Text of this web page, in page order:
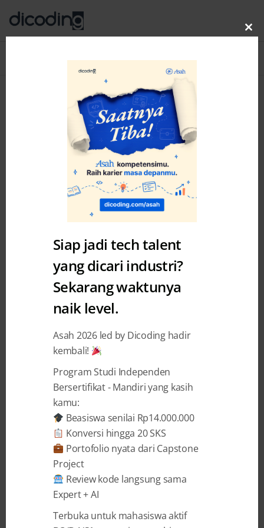
Digital Talents Scholarships
Buka Peluang Karirku Di Unicorn
Mutiara Arumsari 20 November 2019
BAGIKAN
Mahasiswa asal Lhokseumawe, Daerah
Istimewa Aceh ini tak pernah menyangka.
Digital Talent Scholarships membawanya
menuju kesempatan karir Android Engineer
Siap jadi tech talent
yang dicari industri?
Sekarang waktunya
naik level.
Asah 2026 led by Dicoding hadir
kembali!
Program Studi Independen
Bersertifikat - Mandiri yang kasih
kamu:
Beasiswa senilai Rp14.000.000
Konversi hingga 20 SKS
Portofolio nyata dari Capstone
Project
Review kode langsung sama
Expert + AI
Terbuka untuk mahasiswa aktif